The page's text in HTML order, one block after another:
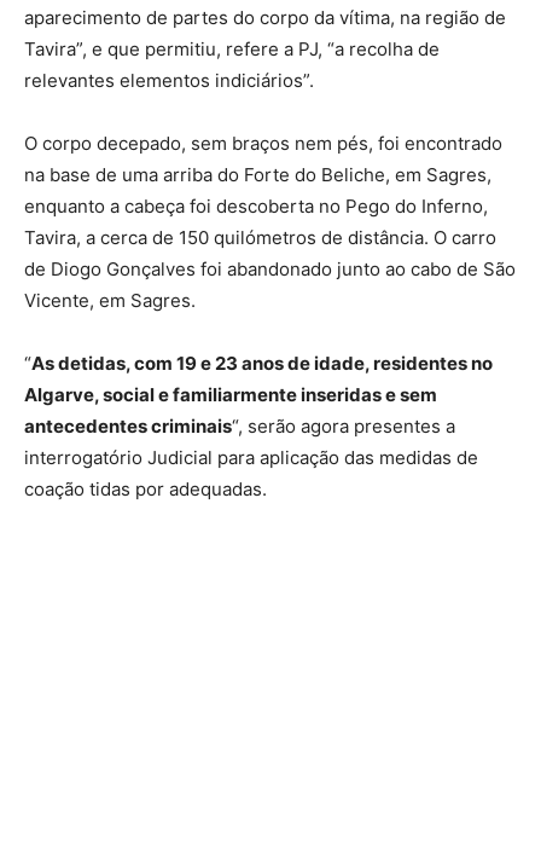
aparecimento de partes do corpo da vítima, na região de
Tavira”, e que permitiu, refere a PJ, “a recolha de
relevantes elementos indiciários”.
O corpo decepado, sem braços nem pés, foi encontrado
na base de uma arriba do Forte do Beliche, em Sagres,
enquanto a cabeça foi descoberta no Pego do Inferno,
Tavira, a cerca de 150 quilómetros de distância. O carro
de Diogo Gonçalves foi abandonado junto ao cabo de São
Vicente, em Sagres.
“As detidas, com 19 e 23 anos de idade, residentes no
Algarve, social e familiarmente inseridas e sem
antecedentes criminais“, serão agora presentes a
interrogatório Judicial para aplicação das medidas de
coação tidas por adequadas.